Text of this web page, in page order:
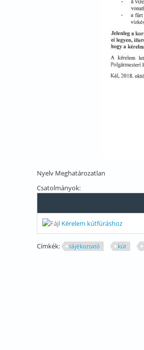
Nyelv Meghatározatlan
Csatolmányok:
Kérelem kútfúráshoz
Címkék: tájékoztató kút